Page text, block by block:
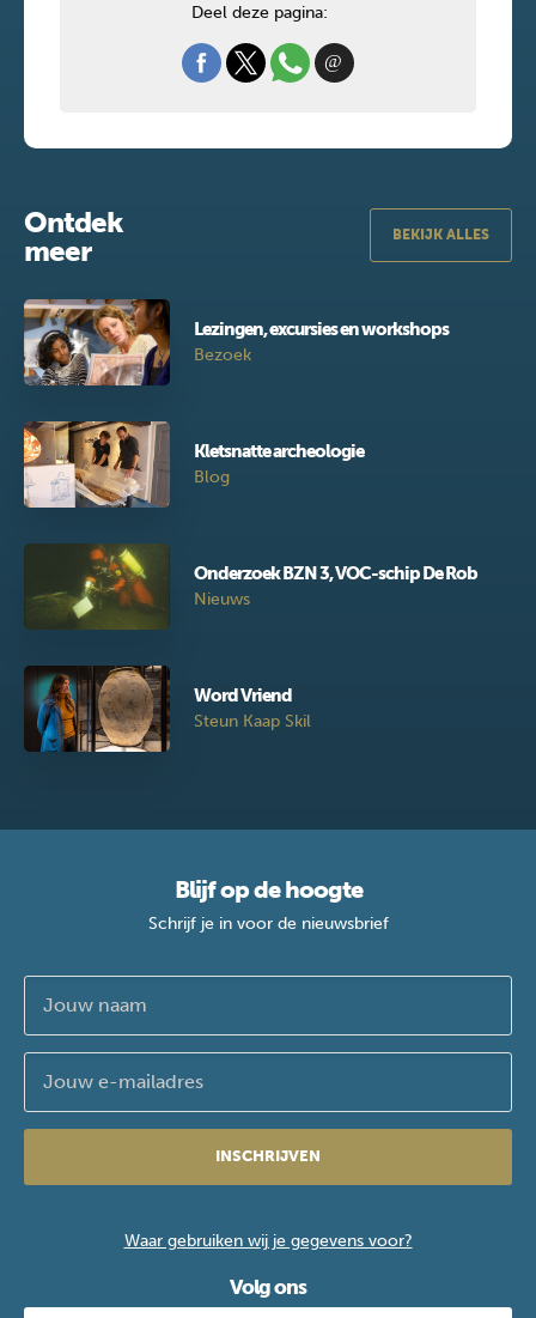
Deel deze pagina:
Ontdek
meer
BEKIJK ALLES
Lezingen, excursies en workshops
Bezoek
Kletsnatte archeologie
Blog
Onderzoek BZN 3, VOC-schip De Rob
Nieuws
Word Vriend
Steun Kaap Skil
Blijf op de hoogte
Schrijf je in voor de nieuwsbrief
INSCHRIJVEN
Waar gebruiken wij je gegevens voor?
Volg ons